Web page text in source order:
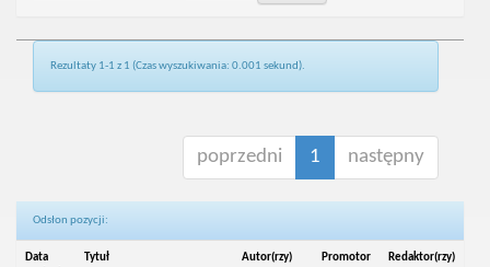
Rezultaty 1-1 z 1 (Czas wyszukiwania: 0.001 sekund).
poprzedni 1 następny
Odsłon pozycji:
Data
Tytuł Autor(rzy) Promotor Redaktor(rzy)